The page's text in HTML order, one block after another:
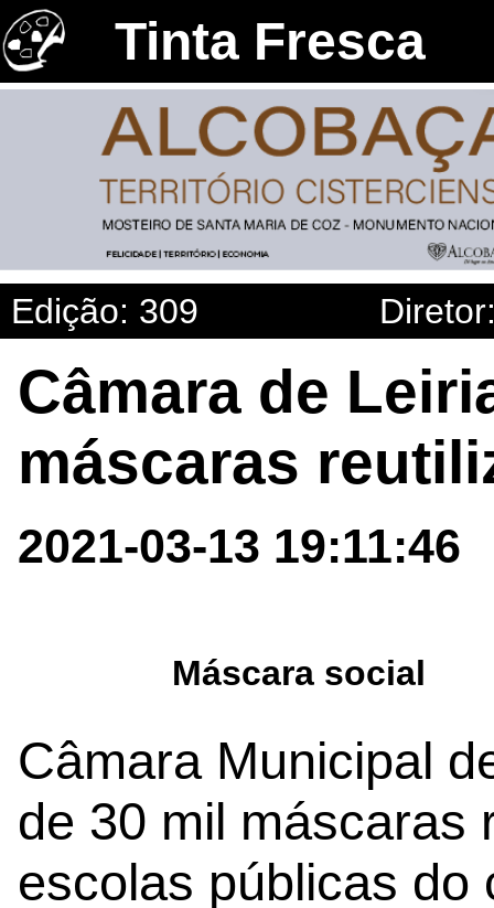
Tinta Fresca
Edição: 309
Câmara de
máscaras
2021-03-13 19:11:46
Máscara social
Câmara Municipal
de 30 mil máscaras
escolas públicas do